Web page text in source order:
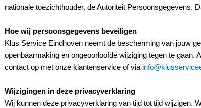
nationale toezichthouder, de Autoriteit Persoonsgegevens.
Hoe wij persoonsgegevens beveiligen
Klus Service Eindhoven neemt de bescherming van jouw
openbaarmaking en ongeoorloofde wijziging tegen te
contact op met onze klantenservice of via
Wijzigingen in deze privacyverklaring
Wij kunnen deze privacyverklaring van tijd tot tijd wijzigen.